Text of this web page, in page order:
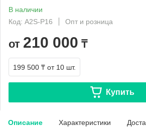
В наличии
Код: A2S-P16
Опт и розница
от 210 000 ₸
199 500 ₸ от 10 шт.
Купить
Описание Характеристики